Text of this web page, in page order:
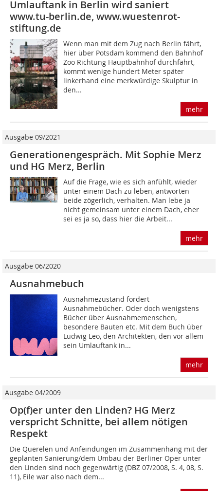
Umlauftank in Berlin wird saniert
www.tu-berlin.de, www.wuestenrot-
stiftung.de
Wenn man mit dem Zug nach Berlin fährt,
hier über Potsdam kommend den Bahnhof
Zoo Richtung Hauptbahnhof durchfährt,
kommt wenige hundert Meter später
linkerhand eine merkwürdige Skulptur in
den...
mehr
Ausgabe 09/2021
Generationengespräch. Mit Sophie Merz
und HG Merz, Berlin
Auf die Frage, wie es sich anfühlt, wieder
unter einem Dach zu leben, antworten
beide zögerlich, verhalten. Man lebe ja
nicht gemeinsam unter einem Dach, eher
sei es ja so, dass hier die Arbeit...
mehr
Ausgabe 06/2020
Ausnahmebuch
Ausnahmezustand fordert
Ausnahmebücher. Oder doch wenigstens
Bücher über Ausnahmemenschen,
besondere Bauten etc. Mit dem Buch über
Ludwig Leo, den Architekten, den vor allem
sein Umlauftank in...
mehr
Ausgabe 04/2009
Op(f)er unter den Linden? HG Merz
verspricht Schnitte, bei allem nötigen
Respekt
Die Querelen und Anfeindungen im Zusammenhang mit der
geplanten Sanierung/dem Umbau der Berliner Oper unter
den Linden sind noch gegenwärtig (DBZ 07/2008, S. 4, 08, S.
11), Eile war also nach dem...